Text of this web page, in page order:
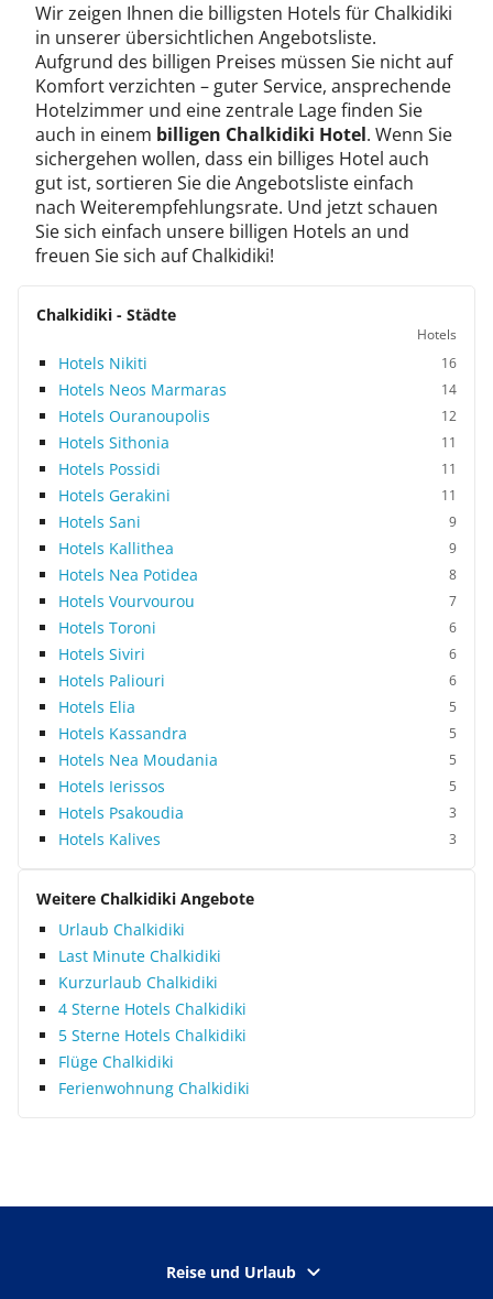
Wir zeigen Ihnen die billigsten Hotels für Chalkidiki
in unserer übersichtlichen Angebotsliste.
Aufgrund des billigen Preises müssen Sie nicht auf
Komfort verzichten – guter Service, ansprechende
Hotelzimmer und eine zentrale Lage finden Sie
auch in einem billigen Chalkidiki Hotel. Wenn Sie
sichergehen wollen, dass ein billiges Hotel auch
gut ist, sortieren Sie die Angebotsliste einfach
nach Weiterempfehlungsrate. Und jetzt schauen
Sie sich einfach unsere billigen Hotels an und
freuen Sie sich auf Chalkidiki!
Chalkidiki - Städte
Hotels
Hotels Nikiti 16
Hotels Neos Marmaras 14
Hotels Ouranoupolis 12
Hotels Sithonia 11
Hotels Possidi 11
Hotels Gerakini 11
Hotels Sani 9
Hotels Kallithea 9
Hotels Nea Potidea 8
Hotels Vourvourou 7
Hotels Toroni 6
Hotels Siviri 6
Hotels Paliouri 6
Hotels Elia 5
Hotels Kassandra 5
Hotels Nea Moudania 5
Hotels Ierissos 5
Hotels Psakoudia 3
Hotels Kalives 3
Weitere Chalkidiki Angebote
Urlaub Chalkidiki
Last Minute Chalkidiki
Kurzurlaub Chalkidiki
4 Sterne Hotels Chalkidiki
5 Sterne Hotels Chalkidiki
Flüge Chalkidiki
Ferienwohnung Chalkidiki
Reise und Urlaub